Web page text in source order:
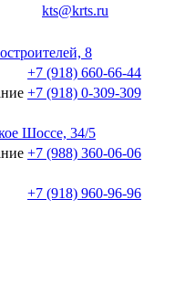
kts@krts.ru
8
+7 (918) 660-66-44
+7 (918) 0-309-309
Шоссе, 34/5
+7 (988) 360-06-06
+7 (918) 960-96-96